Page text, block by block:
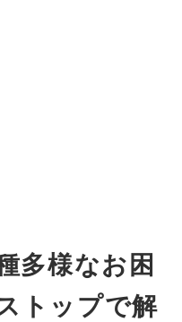
多様なお困
トップで解